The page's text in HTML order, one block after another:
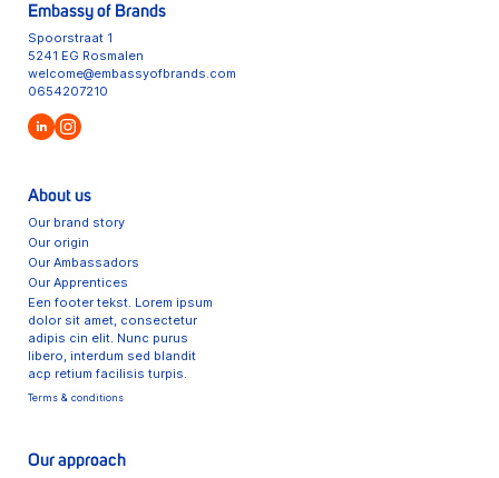
Embassy of Brands
Spoorstraat 1
5241 EG Rosmalen
welcome@embassyofbrands.com
0654207210
About us
Our brand story
Our origin
Our Ambassadors
Our Apprentices
Een footer tekst. Lorem ipsum
dolor sit amet, consectetur
adipis cin elit. Nunc purus
libero, interdum sed blandit
acp retium facilisis turpis.
Terms & conditions
Our approach